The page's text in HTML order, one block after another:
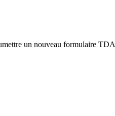
un nouveau formulaire